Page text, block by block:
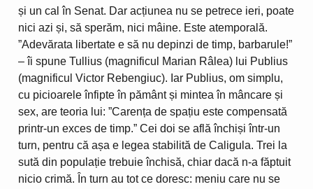
și un cal în Senat. Dar acțiunea nu se petrece ieri, poate
nici azi și, să sperăm, nici mâine. Este atemporală.
”Adevărata libertate e să nu depinzi de timp, barbarule!”
– îi spune Tullius (magnificul Marian Râlea) lui Publius
(magnificul Victor Rebengiuc). Iar Publius, om simplu,
cu picioarele înfipte în pământ și mintea în mâncare și
sex, are teoria lui: ”Carența de spațiu este compensată
printr-un exces de timp.” Cei doi se află închiși într-un
turn, pentru că așa e legea stabilită de Caligula. Trei la
sută din populație trebuie închisă, chiar dacă n-a făptuit
nicio crimă. În turn au tot ce doresc: meniu care nu se